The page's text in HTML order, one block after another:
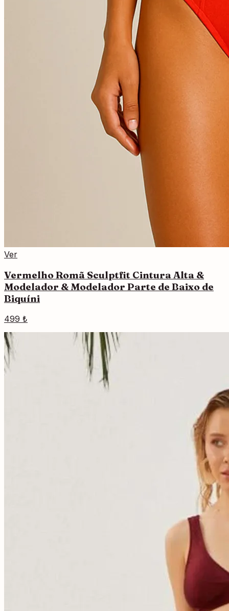
Ver
Vermelho Romã Sculptfit Cintura Alta &
Modelador & Modelador Parte de Baixo de
Biquíni
499 ₺